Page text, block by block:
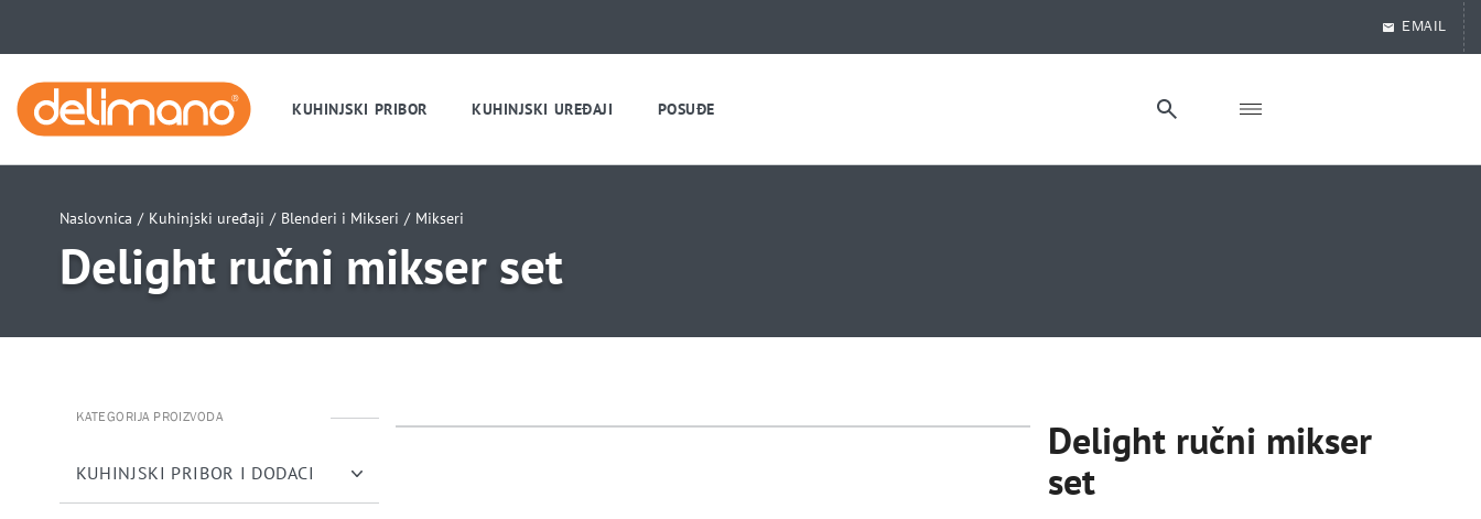
EMAIL
KUHINJSKI PRIBOR KUHINJSKI UREĐAJI POSUĐE
Naslovnica / Kuhinjski uređaji / Blenderi i Mikseri / Mikseri
Delight ručni mikser set
KATEGORIJA PROIZVODA
KUHINJSKI PRIBOR I DODACI
uwu
uwu
uwu
Delight ručni mikser
set